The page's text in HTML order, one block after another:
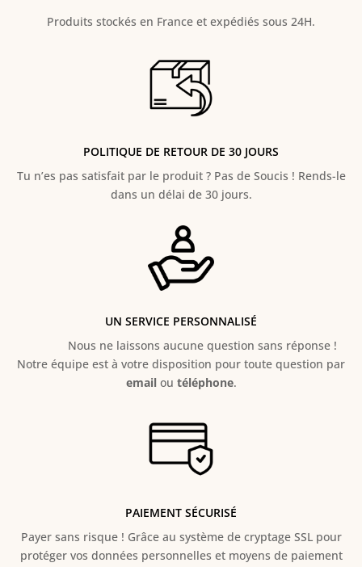
Produits stockés en France et expédiés sous 24H.
POLITIQUE DE RETOUR DE 30 JOURS
Tu n’es pas satisfait par le produit ? Pas de Soucis ! Rends-le
dans un délai de 30 jours.
UN SERVICE PERSONNALISÉ
Nous ne laissons aucune question sans réponse !
Notre équipe est à votre disposition pour toute question par
emailou téléphone.
PAIEMENT SÉCURISÉ
Payer sans risque ! Grâce au système de cryptage SSL pour
protéger vos données personnelles et moyens de paiement